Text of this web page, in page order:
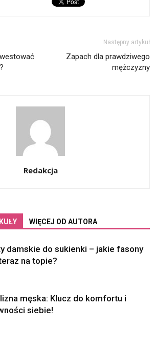
Następny artykuł
Zapach dla prawdziwego
mężczyzny
Redakcja
WIĘCEJ OD AUTORA
damskie do sukienki – jakie fasony
na topie?
męska: Klucz do komfortu i
siebie!